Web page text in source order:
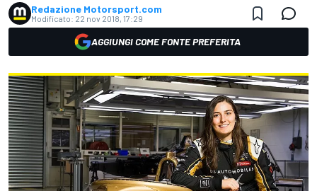
Redazione Motorsport.com
Modificato: 22 nov 2018, 17:29
AGGIUNGI COME FONTE PREFERITA